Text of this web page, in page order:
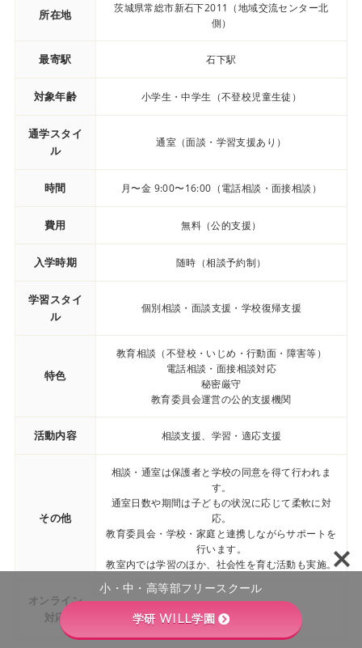
所在地
茨城県常総市新石下2011（地域交流センター北
側）
最寄駅 石下駅
対象年齢 小学生・中学生（不登校児童生徒）
通学スタイ
ル
通室（面談・学習支援あり）
時間 月〜金 9:00〜16:00（電話相談・面接相談）
費用 無料（公的支援）
入学時期 随時（相談予約制）
学習スタイ
ル
個別相談・面談支援・学校復帰支援
特色
教育相談（不登校・いじめ・行動面・障害等）
電話相談・面接相談対応
秘密厳守
教育委員会運営の公的支援機関
活動内容 相談支援、学習・適応支援
その他
相談・通室は保護者と学校の同意を得て行われま
す。
通室日数や期間は子どもの状況に応じて柔軟に対
応。
教育委員会・学校・家庭と連携しながらサポートを
行います。
教室内では学習のほか、社会性を育む活動も実施。
オンライン
対応
小・中・高等部フリースクール
学研 WILL学園